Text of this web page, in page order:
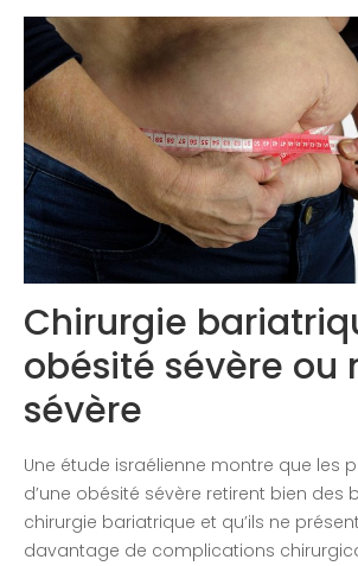
Congrès
Chirurgie
obésité sévère ou
sévère
Une étude israélienne montre que les
d’une obésité sévère retirent bien des
chirurgie bariatrique et qu’ils ne
davantage de complications